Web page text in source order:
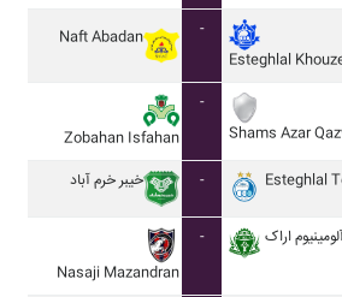
Naft Abadan
-
Esteghlal
Zobahan Isfahan
-
Shams Azar
خيبر خرم آباد - Esteghlal
Nasaji Mazandran
- اراک